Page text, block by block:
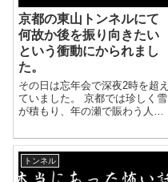
京都の東山トンネルにて
何故か後を振り向きたい
という衝動にかられまし
た。
その日は忘年会で深夜2時を超え
ていました。 京都では珍しく雪
が積もり、年の瀬で賑わう人々
はなくタクシーで帰ろうとしま
したが、捕まる気配がなかった
ので私は酔っていたこともあり
歩き出しました。 気...
トンネル